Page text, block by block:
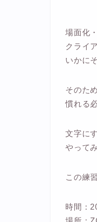
場面化
クライ
いかに
そのた
慣れる
文字に
やって
この練
時間：